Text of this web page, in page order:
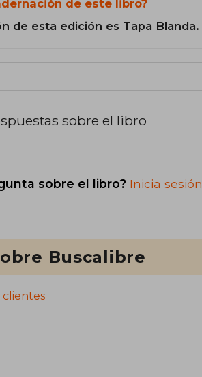
de este libro?
de esta edición es Tapa Blanda.
sobre el libro
sobre el libro? Inicia sesión
Buscalibre
clientes